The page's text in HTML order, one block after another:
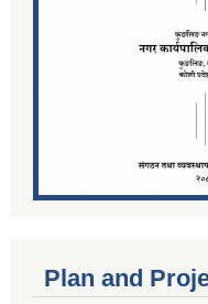
Plan and